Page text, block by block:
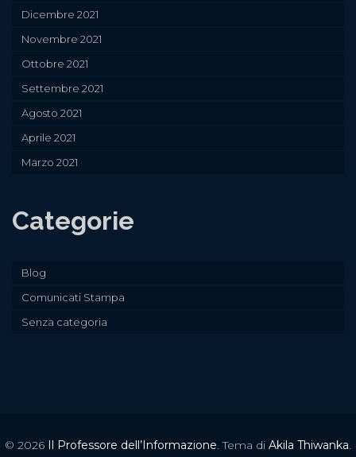
Dicembre 2021
Novembre 2021
Ottobre 2021
Settembre 2021
Agosto 2021
Aprile 2021
Marzo 2021
Categorie
Blog
Comunicati Stampa
Senza categoria
© 2026 Il Professore dell’Informazione. Tema di Akila Thiwanka.